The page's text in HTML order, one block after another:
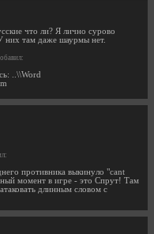
что ли? Я лично сурово
них там даже шаурмы нет.
..\\Word
противника выкинуло "cant
момент в игре - это Спрут! Там
длинным словом с